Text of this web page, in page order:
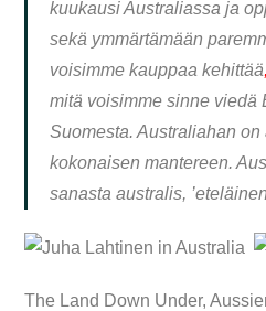
kuukausi Australiassa ja
sekä ymmärtämään
voisimme kauppaa kehittää,
mitä voisimme sinne viedä
Suomesta. Australiahan
kokonaisen mantereen.
sanasta australis,
The Land Down Under,